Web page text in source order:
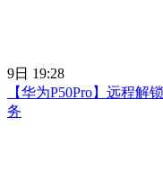
9日 19:28
【华为P50Pro】远程解
务